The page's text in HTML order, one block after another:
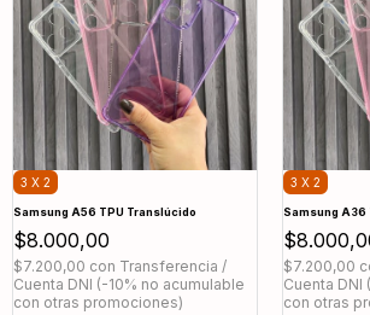
3 X 2
Samsung A56 TPU Translúcido
$8.000,00
$7.200,00 con Transferencia /
Cuenta DNI (-10% no acumulable
con otras promociones)
3 X 2
Samsung A36
$7.200,00
Cuenta DNI
con otras